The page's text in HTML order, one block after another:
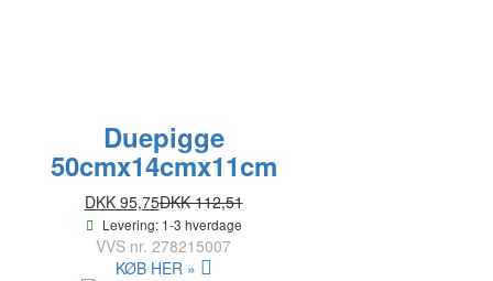
Duepigge
50cmx14cmx11cm
DKK 95,75DKK 112,51
Levering: 1-3 hverdage
VVS nr. 278215007
KØB HER »